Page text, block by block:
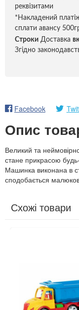
реквізитами
*Накладений
сплати авансу
Строки Доставка
Згідно
Facebook
Опис
Великий та
стане прикрасою будь-
Машинка виконана в
сподобається
Схожі товари